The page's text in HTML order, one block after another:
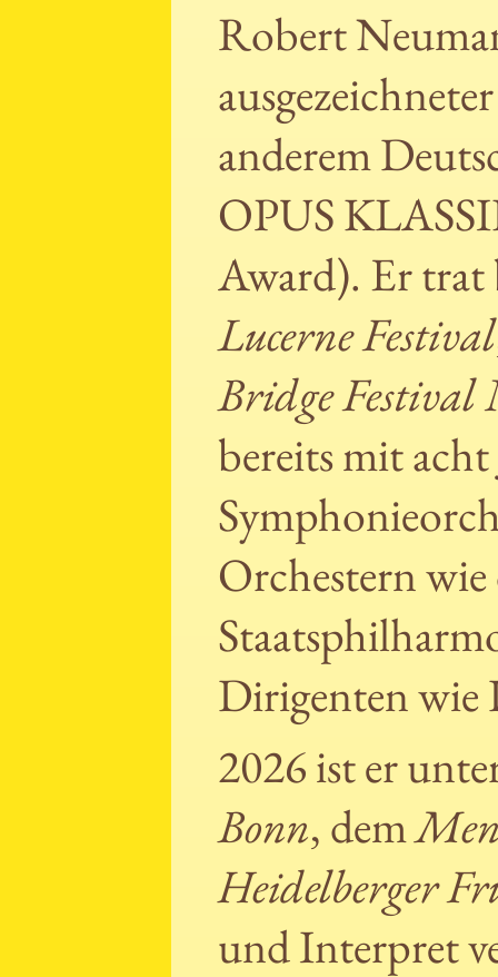
Robert
anderem
OPUS
Award). Er trat
Lucerne Festival
Bridge Festival
bereits mit
Orchestern
Dirigenten wie
2026 ist er
Bonn, dem
Heidelberger
und Interpret